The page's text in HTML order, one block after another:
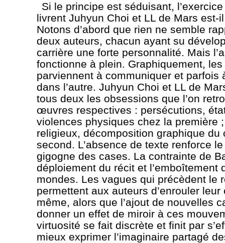
Si le principe est séduisant,
livrent Juhyun Choi et LL de Mars est-
Notons d’abord que rien ne semble
deux auteurs, chacun ayant su
carrière une forte personnalité. Mais
fonctionne à plein. Graphiquement,
parviennent à communiquer et parfois
dans l’autre. Juhyun Choi et LL de
tous deux les obsessions que l’on
œuvres respectives : persécutions,
violences physiques chez la première
religieux, décomposition graphique du
second. L’absence de texte renforce
gigogne des cases. La contrainte de
déploiement du récit et l’emboîtement
mondes. Les vagues qui précèdent le
permettent aux auteurs d’enrouler
même, alors que l’ajout de nouvelles
donner un effet de miroir à ces
virtuosité se fait discrète et finit par
mieux exprimer l’imaginaire partagé